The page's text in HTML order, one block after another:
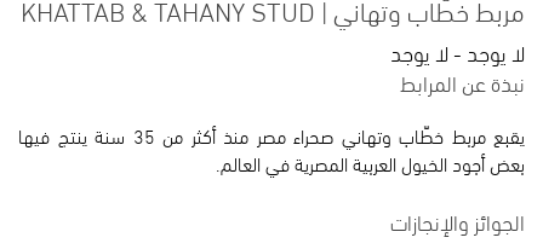
مربط خطّاب وتهاني | KHATTAB & TAHANY STUD
لا يوجد - لا يوجد
نبذة عن المرابط
يقبع مربط خطّاب وتهاني صحراء مصر منذ أكثر من 35 سنة ينتج فيها
بعض أجود الخيول العربية المصرية في العالم.
الجوائز والإنجازات